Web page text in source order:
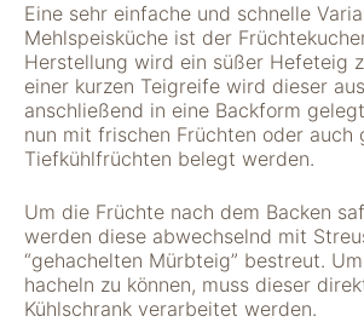
Eine sehr einfache und schnelle
Mehlspeisküche ist der
Herstellung wird ein süßer Hefeteig
einer kurzen Teigreife wird dieser
anschließend in eine Backform
nun mit frischen Früchten oder auch
Tiefkühlfrüchten belegt werden.
Um die Früchte nach dem Backen
werden diese abwechselnd mit
“gehachelten Mürbteig” bestreut.
hacheln zu können, muss dieser
Kühlschrank verarbeitet werden.